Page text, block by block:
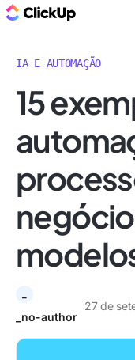
IA E AUTOMAÇÃO
15
_no-author
27 de